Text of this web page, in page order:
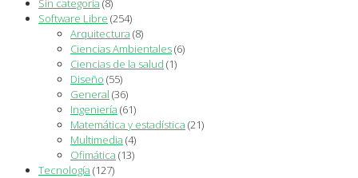
Sin categoría (8)
Software Libre (254)
Arquitectura (8)
Ciencias Ambientales(6)
Ciencias de la salud (1)
Diseño (55)
General (36)
Ingeniería (61)
Matemática y estadística (21)
Multimedia (4)
Ofimática (13)
Tecnología (127)